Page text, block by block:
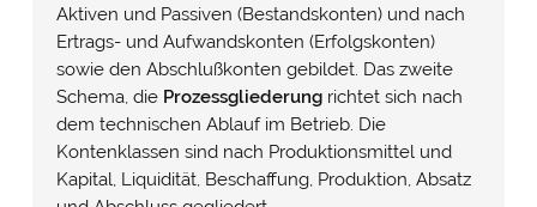
Aktiven und Passiven (Bestandskonten) und nach
Ertrags- und Aufwandskonten (Erfolgskonten)
sowie den Abschlußkonten gebildet. Das zweite
Schema, die Prozessgliederungrichtet sich nach
dem technischen Ablauf im Betrieb. Die
Kontenklassen sind nach Produktionsmittel und
Kapital, Liquidität, Beschaffung, Produktion, Absatz